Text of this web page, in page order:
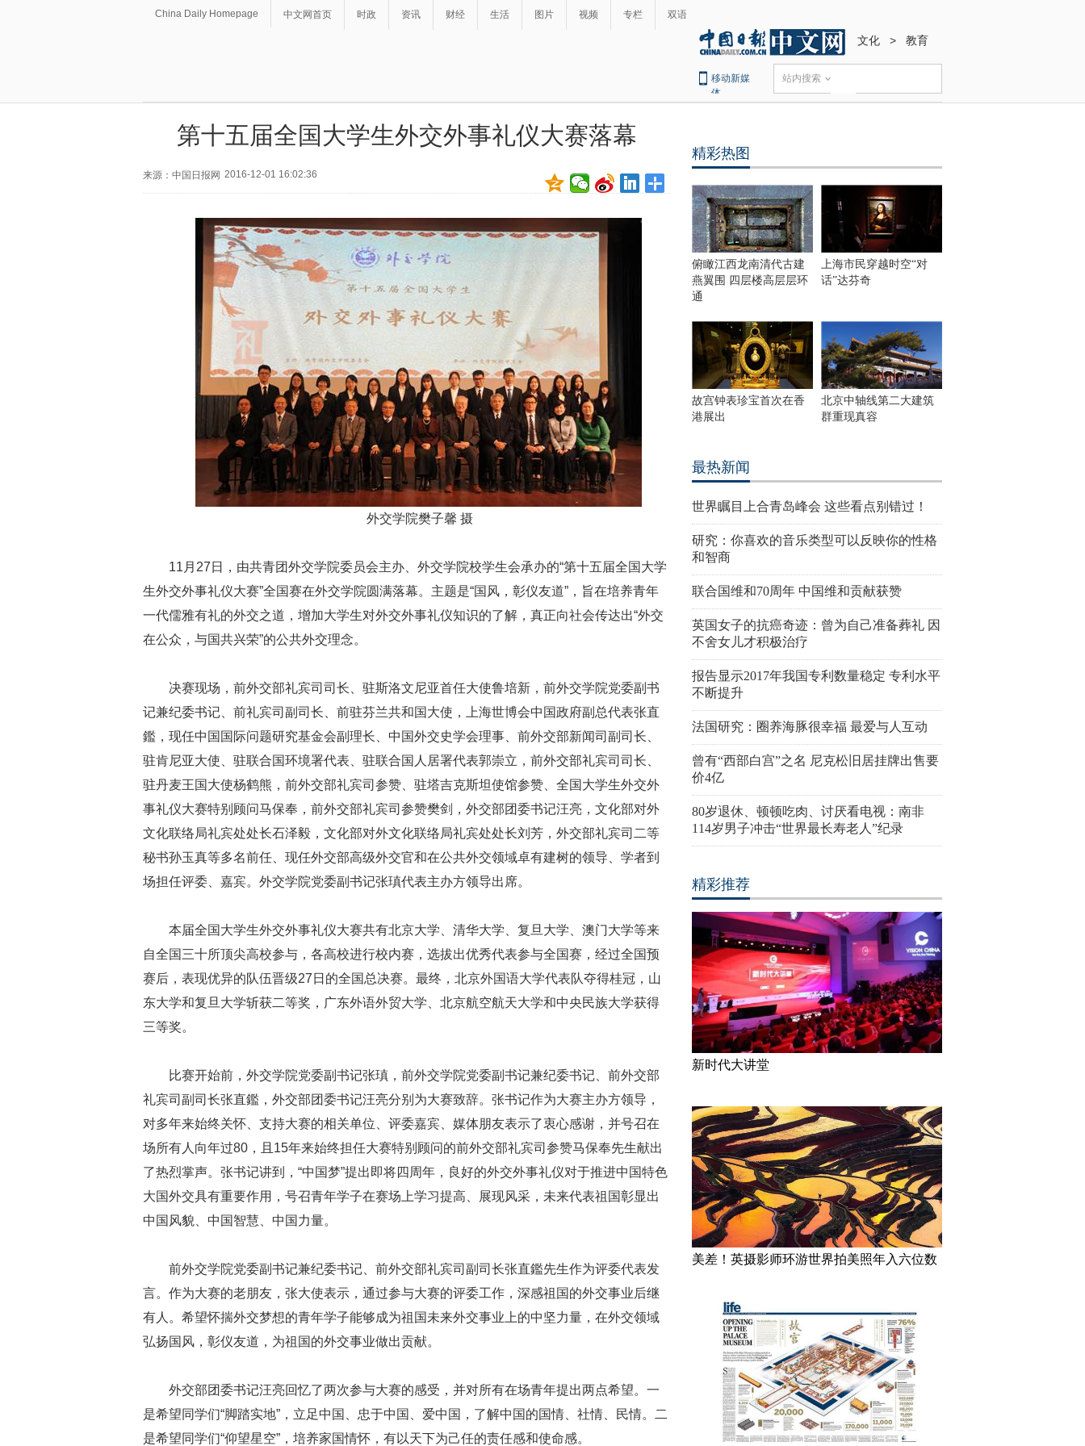
China Daily Homepage 中文网首页 时政 资讯 财经 生活 图片 视频 专栏 双语
文化 > 教育
移动新媒
体
站内搜索
第十五届全国大学生外交外事礼仪大赛落幕
来源：中国日报网 2016-12-01 16:02:36
外交学院樊子馨 摄
11月27日，由共青团外交学院委员会主办、外交学院校学生会承办的“第十五届全国大学
生外交外事礼仪大赛”全国赛在外交学院圆满落幕。主题是“国风，彰仪友道”，旨在培养青年
一代儒雅有礼的外交之道，增加大学生对外交外事礼仪知识的了解，真正向社会传达出“外交
在公众，与国共兴荣”的公共外交理念。
决赛现场，前外交部礼宾司司长、驻斯洛文尼亚首任大使鲁培新，前外交学院党委副书
记兼纪委书记、前礼宾司副司长、前驻芬兰共和国大使，上海世博会中国政府副总代表张直
鑑，现任中国国际问题研究基金会副理长、中国外交史学会理事、前外交部新闻司副司长、
驻肯尼亚大使、驻联合国环境署代表、驻联合国人居署代表郭崇立，前外交部礼宾司司长、
驻丹麦王国大使杨鹤熊，前外交部礼宾司参赞、驻塔吉克斯坦使馆参赞、全国大学生外交外
事礼仪大赛特别顾问马保奉，前外交部礼宾司参赞樊剑，外交部团委书记汪亮，文化部对外
文化联络局礼宾处处长石泽毅，文化部对外文化联络局礼宾处处长刘芳，外交部礼宾司二等
秘书孙玉真等多名前任、现任外交部高级外交官和在公共外交领域卓有建树的领导、学者到
场担任评委、嘉宾。外交学院党委副书记张瑱代表主办方领导出席。
本届全国大学生外交外事礼仪大赛共有北京大学、清华大学、复旦大学、澳门大学等来
自全国三十所顶尖高校参与，各高校进行校内赛，选拔出优秀代表参与全国赛，经过全国预
赛后，表现优异的队伍晋级27日的全国总决赛。最终，北京外国语大学代表队夺得桂冠，山
东大学和复旦大学斩获二等奖，广东外语外贸大学、北京航空航天大学和中央民族大学获得
三等奖。
比赛开始前，外交学院党委副书记张瑱，前外交学院党委副书记兼纪委书记、前外交部
礼宾司副司长张直鑑，外交部团委书记汪亮分别为大赛致辞。张书记作为大赛主办方领导，
对多年来始终关怀、支持大赛的相关单位、评委嘉宾、媒体朋友表示了衷心感谢，并号召在
场所有人向年过80，且15年来始终担任大赛特别顾问的前外交部礼宾司参赞马保奉先生献出
了热烈掌声。张书记讲到，“中国梦”提出即将四周年，良好的外交外事礼仪对于推进中国特色
大国外交具有重要作用，号召青年学子在赛场上学习提高、展现风采，未来代表祖国彰显出
中国风貌、中国智慧、中国力量。
前外交学院党委副书记兼纪委书记、前外交部礼宾司副司长张直鑑先生作为评委代表发
言。作为大赛的老朋友，张大使表示，通过参与大赛的评委工作，深感祖国的外交事业后继
有人。希望怀揣外交梦想的青年学子能够成为祖国未来外交事业上的中坚力量，在外交领域
弘扬国风，彰仪友道，为祖国的外交事业做出贡献。
外交部团委书记汪亮回忆了两次参与大赛的感受，并对所有在场青年提出两点希望。一
是希望同学们“脚踏实地”，立足中国、忠于中国、爱中国，了解中国的国情、社情、民情。二
是希望同学们“仰望星空”，培养家国情怀，有以天下为己任的责任感和使命感。
精彩热图
俯瞰江西龙南清代古建
燕翼围 四层楼高层层环
通
上海市民穿越时空“对
话”达芬奇
故宫钟表珍宝首次在香
港展出
北京中轴线第二大建筑
群重现真容
最热新闻
世界瞩目上合青岛峰会 这些看点别错过！
研究：你喜欢的音乐类型可以反映你的性格
和智商
联合国维和70周年 中国维和贡献获赞
英国女子的抗癌奇迹：曾为自己准备葬礼 因
不舍女儿才积极治疗
报告显示2017年我国专利数量稳定 专利水平
不断提升
法国研究：圈养海豚很幸福 最爱与人互动
曾有“西部白宫”之名 尼克松旧居挂牌出售要
价4亿
80岁退休、顿顿吃肉、讨厌看电视：南非
114岁男子冲击“世界最长寿老人”纪录
精彩推荐
新时代大讲堂
美差！英摄影师环游世界拍美照年入六位数